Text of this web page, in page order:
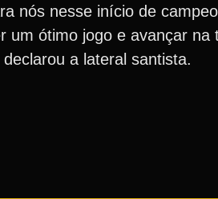
nós nesse início de
ótimo jogo e avançar
a lateral santista.